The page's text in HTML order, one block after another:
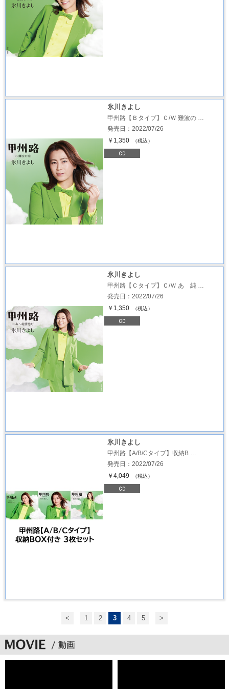
氷川きよし
甲州路【Ｂタイプ】Ｃ/Ｗ 難波の …
発売日：2022/07/26
￥1,350
（税込）
氷川きよし
甲州路【Ｃタイプ】Ｃ/Ｗ あゝ純 …
発売日：2022/07/26
￥1,350
（税込）
氷川きよし
甲州路【A/B/Cタイプ】収納B …
発売日：2022/07/26
￥4,049
（税込）
< 1 2 3 4 5 >